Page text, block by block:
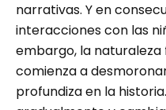
narrativas. Y en
interacciones con las
embargo, la
comienza a
profundiza en la